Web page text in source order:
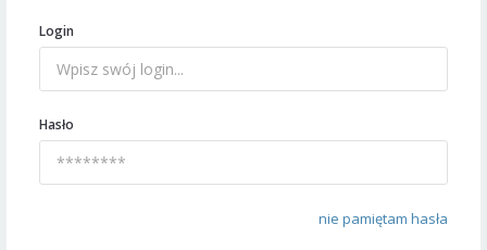
Login
Hasło
nie pamiętam hasła